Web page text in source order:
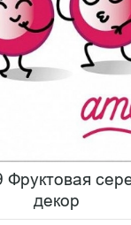
Фруктовая
декор